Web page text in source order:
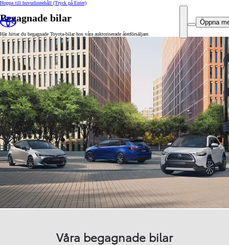
Hoppa till huvudinnehåll (Tryck på Enter)
Öppna
Begagnade bilar
Här hittar du begagnade Toyota-bilar hos våra auktoriserade återförsäljare.
Våra begagnade bilar